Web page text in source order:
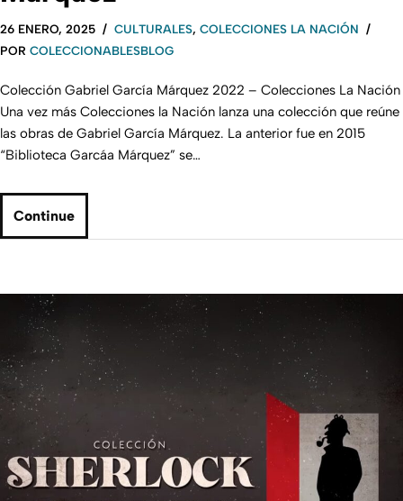
26 ENERO, 2025 CULTURALES, COLECCIONES LA NACIÓN
POR COLECCIONABLESBLOG
Colección Gabriel García Márquez 2022 – Colecciones La Nación
Una vez más Colecciones la Nación lanza una colección que reúne
las obras de Gabriel García Márquez. La anterior fue en 2015
“Biblioteca Garcáa Márquez” se…
Continue